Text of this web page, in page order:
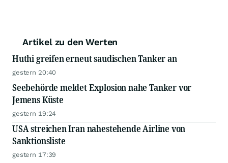
Artikel zu den Werten
Huthi greifen erneut saudischen Tanker an
gestern 20:40
Seebehörde meldet Explosion nahe Tanker vor
Jemens Küste
gestern 19:24
USA streichen Iran nahestehende Airline von
Sanktionsliste
gestern 17:39